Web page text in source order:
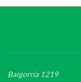
Baigorria 1219